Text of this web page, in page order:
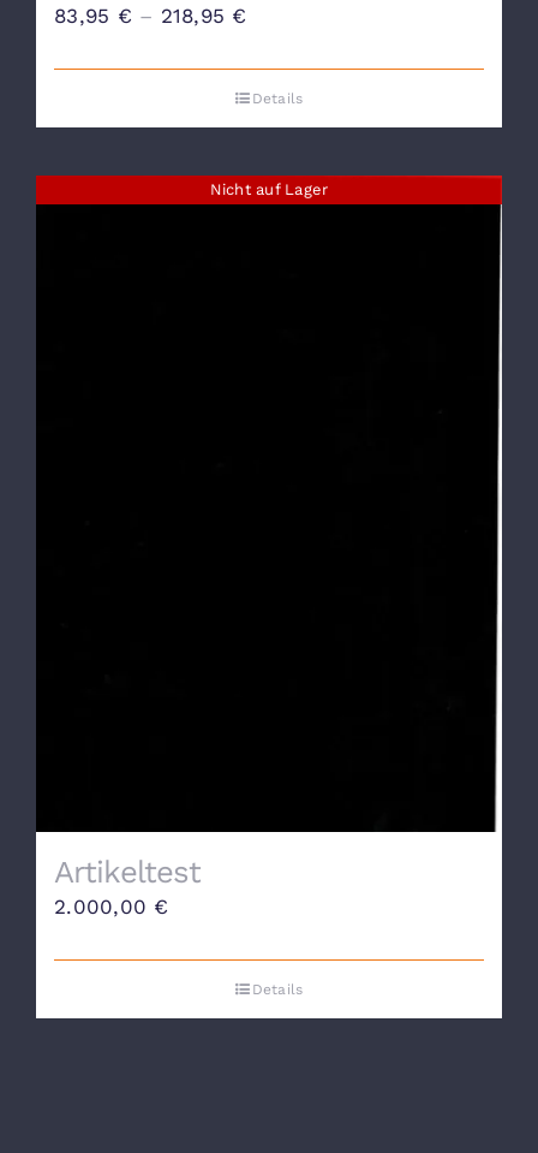
83,95 € – 218,95 €
Details
Nicht auf Lager
Artikeltest
2.000,00 €
Details